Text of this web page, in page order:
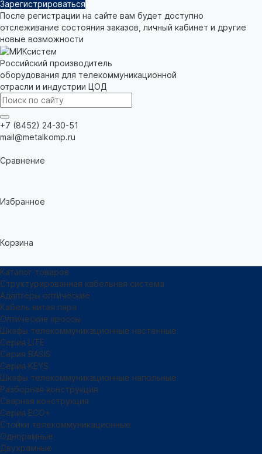
Зарегистрироваться
После регистрации на сайте вам будет доступно
отслеживание состояния заказов, личный кабинет и другие
новые возможности
Российский производитель
оборудования для телекоммуникационной
отрасли и индустрии ЦОД
+7 (8452) 24-30-51
mail@metalkomp.ru
Сравнение
Избранное
Корзина
Каталог товаров
Структурированная кабельная система
Адаптеры оптические
Кабель витая пара
Оптические кроссы
Шкафы телекоммуникационные настенные
Cерия LITE
Cерия BASIS
Cерия KEYS
Шкафы телекоммуникационные напольные
Разборная конструкция
Сварная конструкция
Серия ECO+
Стойки телекоммуникационные
Однорамные
Двухрамные